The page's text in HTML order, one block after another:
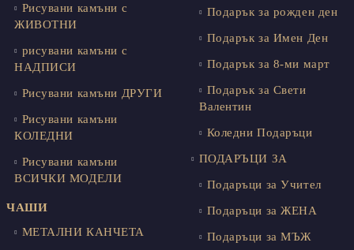
Рисувани камъни с
ЖИВОТНИ
рисувани камъни с
НАДПИСИ
Рисувани камъни ДРУГИ
Рисувани камъни
КОЛЕДНИ
Рисувани камъни
ВСИЧКИ МОДЕЛИ
ЧАШИ
МЕТАЛНИ КАНЧЕТА
Подарък за рожден ден
Подарък за Имен Ден
Подарък за 8-ми март
Подарък за Свети
Валентин
Коледни Подаръци
ПОДАРЪЦИ ЗА
Подаръци за Учител
Подаръци за ЖЕНА
Подаръци за МЪЖ